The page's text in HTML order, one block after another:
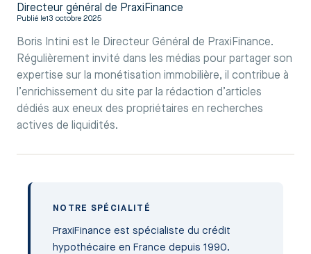
Directeur général de PraxiFinance
Publié le13 octobre 2025
Boris Intini est le Directeur Général de PraxiFinance.
Régulièrement invité dans les médias pour partager son
expertise sur la monétisation immobilière, il contribue à
l’enrichissement du site par la rédaction d’articles
dédiés aux eneux des propriétaires en recherches
actives de liquidités.
NOTRE SPÉCIALITÉ
PraxiFinance est spécialiste du crédit
hypothécaire en France depuis 1990.